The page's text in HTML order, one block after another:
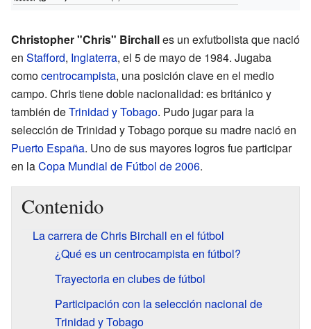
Christopher "Chris" Birchalles un exfutbolista que nació
en Stafford, Inglaterra, el 5 de mayo de 1984. Jugaba
comocentrocampista, una posición clave en el medio
campo. Chris tiene doble nacionalidad: es británico y
también deTrinidad y Tobago. Pudo jugar para la
selección de Trinidad y Tobago porque su madre nació en
Puerto España. Uno de sus mayores logros fue participar
en laCopa Mundial de Fútbol de 2006.
Contenido
La carrera de Chris Birchall en el fútbol
¿Qué es un centrocampista en fútbol?
Trayectoria en clubes de fútbol
Participación con la selección nacional de
Trinidad y Tobago